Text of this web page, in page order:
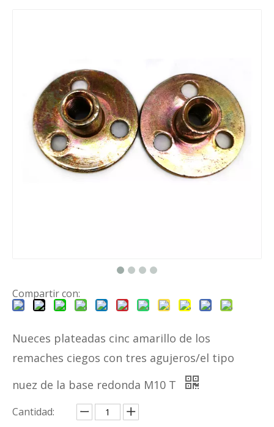
Compartir con:
Nueces plateadas cinc amarillo de los
remaches ciegos con tres agujeros/el tipo
nuez de la base redonda M10 T
Cantidad: